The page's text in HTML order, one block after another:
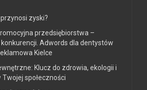
zyski?
przedsiębiorstwa –
Adwords dla dentystów
Kielce
Klucz do zdrowia, ekologii i
społeczności